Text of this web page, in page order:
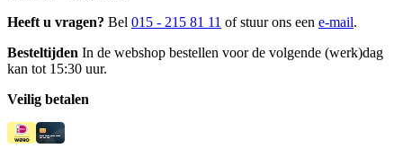
Heeft u vragen? Bel 015 - 215 81 11 of stuur ons een e-mail.
Besteltijden In de webshop bestellen voor de volgende (werk)dag
kan tot 15:30 uur.
Veilig betalen